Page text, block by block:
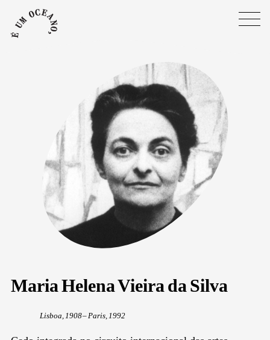
Maria Helena Vieira da Silva
Lisboa, 1908 – Paris, 1992